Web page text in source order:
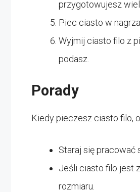
przygotowujesz
Piec ciasto w
Wyjmij ciasto filo z
podasz.
Porady
Kiedy pieczesz ciasto filo,
Staraj się pracować
Jeśli ciasto filo jest
rozmiaru.